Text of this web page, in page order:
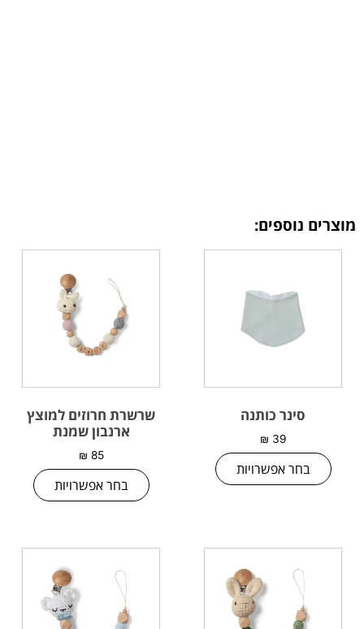
מוצרים נוספים:
סינר כותנה
₪ 39
בחר אפשרויות
שרשרת חרוזים למוצץ
ארנבון שמנת
₪ 85
בחר אפשרויות